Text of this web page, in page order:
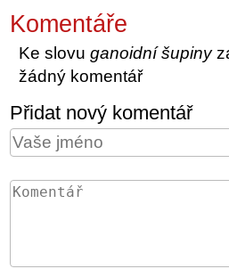
Komentáře
Ke slovuganoidní šupiny
žádný komentář
Přidat nový komentář